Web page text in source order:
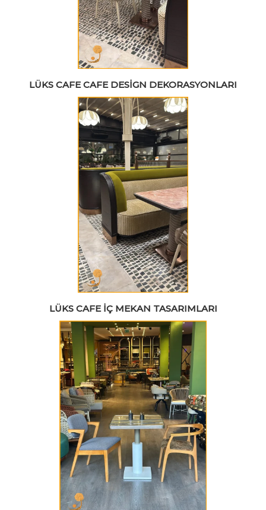
LÜKS CAFE CAFE DESIGN DEKORASYONLARI
LÜKS CAFE İÇ MEKAN TASARIMLARI